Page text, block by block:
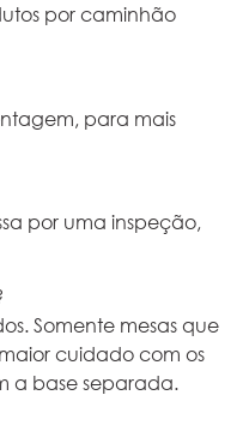
por caminhão
para mais
por uma inspeção,
Somente mesas que
cuidado com os
a base separada.